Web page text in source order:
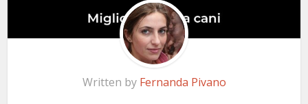
Written by Fernanda Pivano